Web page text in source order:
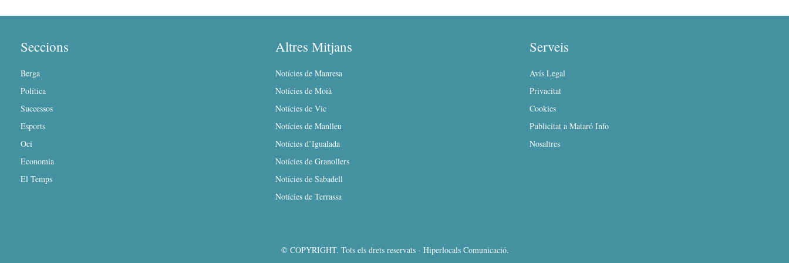
Seccions
Berga
Política
Successos
Esports
Oci
Economia
El Temps
Altres Mitjans
Notícies de Manresa
Notícies de Moià
Notícies de Vic
Notícies de Manlleu
Notícies d’Igualada
Notícies de Granollers
Notícies de Sabadell
Notícies de Terrassa
Serveis
Avís Legal
Privacitat
Cookies
Publicitat a Mataró Info
Nosaltres
© COPYRIGHT. Tots els drets reservats - Hiperlocals Comunicació.